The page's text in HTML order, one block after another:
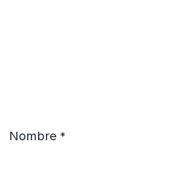
Nombre *